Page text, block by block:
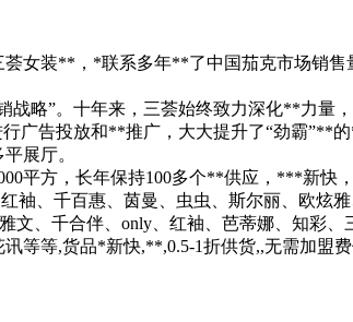
女装**，*联系多年**了中国茄克市场销
略”。十年来，三荟始终致力深化**力量
广告投放和**推广，大大提升了“劲霸”**
展厅。
平方，长年保持100多个**供应，***新快
袖、千百惠、茵曼、虫虫、斯尔丽、欧炫
、千合伴、only、红袖、芭蒂娜、知彩
等等,货品*新快,**,0.5-1折供货,,无需加盟费